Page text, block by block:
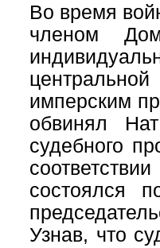
Во время
членом
имперским
обвинял
судебного
состоялся
Узнав, что